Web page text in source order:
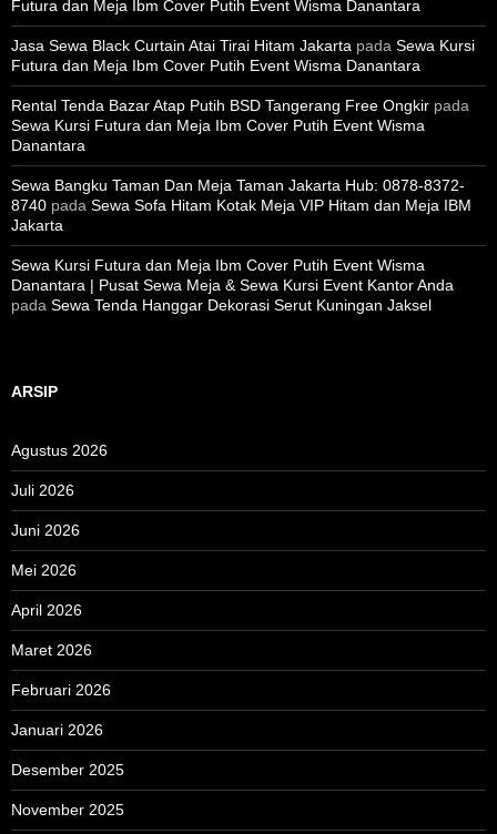
Futura dan Meja Ibm Cover Putih Event Wisma Danantara
Jasa Sewa Black Curtain Atai Tirai Hitam Jakarta pada Sewa Kursi
Futura dan Meja Ibm Cover Putih Event Wisma Danantara
Rental Tenda Bazar Atap Putih BSD Tangerang Free Ongkir pada
Sewa Kursi Futura dan Meja Ibm Cover Putih Event Wisma
Danantara
Sewa Bangku Taman Dan Meja Taman Jakarta Hub: 0878-8372-
8740 pada Sewa Sofa Hitam Kotak Meja VIP Hitam dan Meja IBM
Jakarta
Sewa Kursi Futura dan Meja Ibm Cover Putih Event Wisma
Danantara | Pusat Sewa Meja & Sewa Kursi Event Kantor Anda
pada Sewa Tenda Hanggar Dekorasi Serut Kuningan Jaksel
ARSIP
Agustus 2026
Juli 2026
Juni 2026
Mei 2026
April 2026
Maret 2026
Februari 2026
Januari 2026
Desember 2025
November 2025